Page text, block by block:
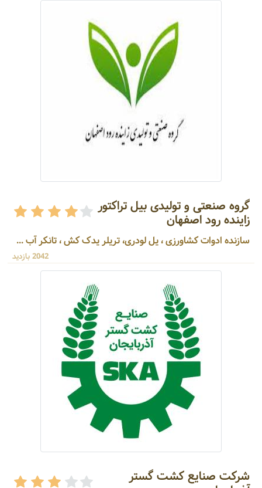
گروه صنعتی و تولیدی بیل تراکتور
زاینده رود اصفهان
سازنده ادوات کشاورزی ، یل لودری، تریلر یدک کش ، تانکر آب ...
2042 بازدید
شرکت صنایع کشت گستر